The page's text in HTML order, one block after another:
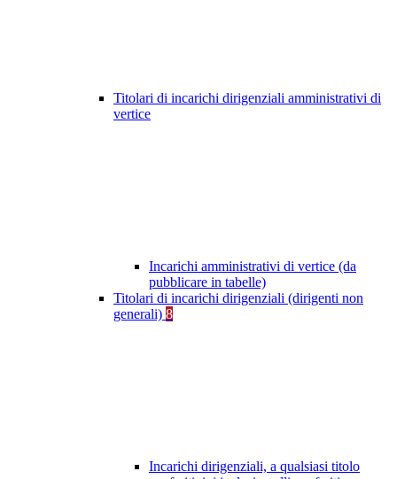
Titolari di incarichi dirigenziali amministrativi di
vertice
Incarichi amministrativi di vertice (da
pubblicare in tabelle)
Titolari di incarichi dirigenziali (dirigenti non
generali) 8
Incarichi dirigenziali, a qualsiasi titolo